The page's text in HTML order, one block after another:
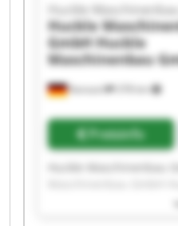
Kanzach 378 km
Huckle
Huckle
GmbHHuckle
Maschinenbau
Preisinfo
GmbH Huckle